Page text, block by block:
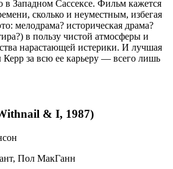
в Западном Сассексе. Фильм кажется
сколько и неуместным, избегая
мелодрама? историческая драма?
в пользу чистой атмосферы и
нарастающей истерики. И лучшая
Керр за всю ее карьеру — всего лишь
& I, 1987)
Пол МакГанн